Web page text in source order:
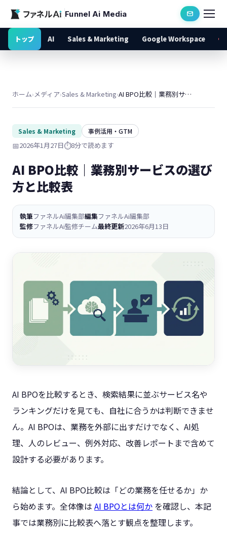
Funnel Ai Media
トップ AI Sales & Marketing Google Workspace
ホーム›メディア›Sales & Marketing› AI BPO比較｜業務別サービスの選び方と比較表
Sales & Marketing 事例活用・GTM
📅2026年1月27日⏱️8分で読めます
AI BPO比較｜業務別サービスの選び
方と比較表
執筆ファネルAi編集部編集ファネルAi編集部
監修ファネルAi監修チーム最終更新2026年6月13日
AI BPOを比較するとき、検索結果に並ぶサービス名や
ランキングだけを見ても、自社に合うかは判断できませ
ん。AI BPOは、業務を外部に出すだけでなく、AI処
理、人のレビュー、例外対応、改善レポートまで含めて
設計する必要があります。
結論として、AI BPO比較は「どの業務を任せるか」か
ら始めます。全体像は AI BPOとは何か を確認し、本記
事では業務別に比較表へ落とす観点を整理します。